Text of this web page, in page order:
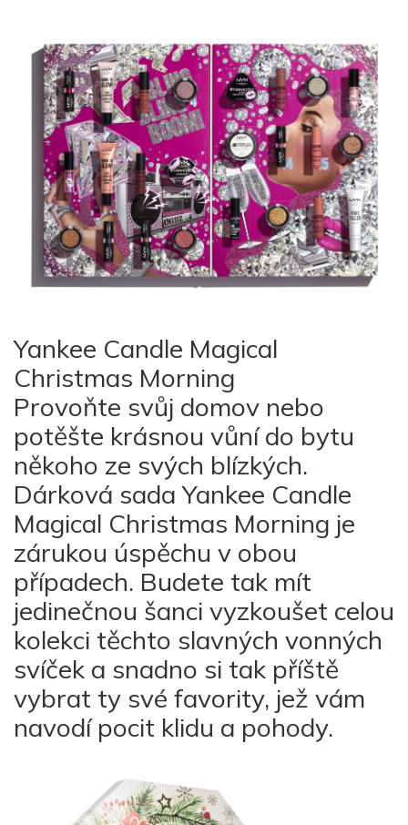
Yankee Candle Magical
Christmas Morning
Provoňte svůj domov nebo
potěšte krásnou vůní do bytu
někoho ze svých blízkých.
Dárková sada Yankee Candle
Magical Christmas Morning je
zárukou úspěchu v obou
případech. Budete tak mít
jedinečnou šanci vyzkoušet celou
kolekci těchto slavných vonných
svíček a snadno si tak příště
vybrat ty své favority, jež vám
navodí pocit klidu a pohody.